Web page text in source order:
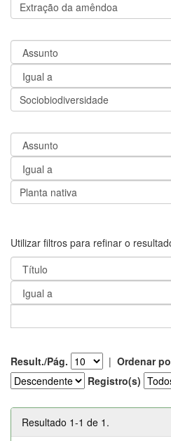
Utilizar filtros para refinar o
Result./Pág. | Ordenar
Registro(s)
Resultado 1-1 de 1.